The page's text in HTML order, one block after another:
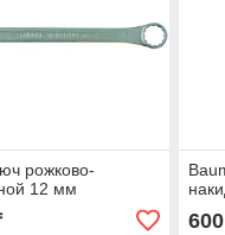
рожково-
12 мм
600